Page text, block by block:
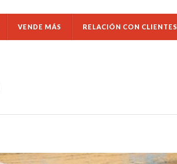
VENDE MÁS RELACIÓN CON CLIENTES